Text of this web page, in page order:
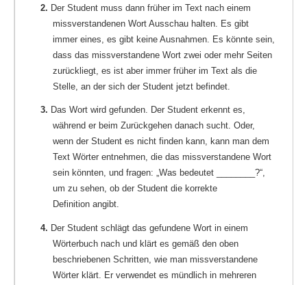
2. Der Student muss dann früher im Text nach einem
missverstandenen Wort Ausschau halten. Es gibt
immer eines, es gibt keine Ausnahmen. Es könnte sein,
dass das missverstandene Wort zwei oder mehr Seiten
zurückliegt, es ist aber immer früher im Text als die
Stelle, an der sich der Student jetzt befindet.
3. Das Wort wird gefunden. Der Student erkennt es,
während er beim Zurückgehen danach sucht. Oder,
wenn der Student es nicht finden kann, kann man dem
Text Wörter entnehmen, die das missverstandene Wort
sein könnten, und fragen: „Was bedeutet ________?“,
um zu sehen, ob der Student die korrekte
Definition angibt.
4. Der Student schlägt das gefundene Wort in einem
Wörterbuch nach und klärt es gemäß den oben
beschriebenen Schritten, wie man missverstandene
Wörter klärt. Er verwendet es mündlich in mehreren